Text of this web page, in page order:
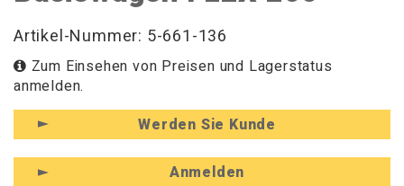
Artikel-Nummer: 5-661-136
Zum Einsehen von Preisen und Lagerstatus
anmelden.
Werden Sie Kunde
Anmelden